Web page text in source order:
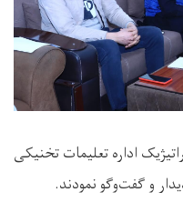
اداره تعلیمات تخنیکی
و گفت‌وگو نمودند.